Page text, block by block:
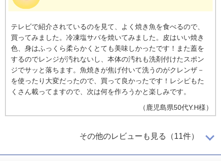
テレビで紹介されているのを見て、よく焼き魚を食べるので、
買ってみました。冷凍塩サバを焼いてみました。皮はいい焼き
色、身はふっくら柔らかくとても美味しかったです！また蓋を
するのでレンジが汚れないし、本体の汚れも洗剤付けたスポン
ジでサッと落ちます。魚焼きが焦げ付いて洗うのがクレンザ－
を使ったり大変だったので、買って良かったです！レシピもた
くさん載ってますので、次は何を作ろうかと楽しみです。
（ 鹿児島県50代Y.H様）
後片付けが簡単その他のレビューも見る（11件）